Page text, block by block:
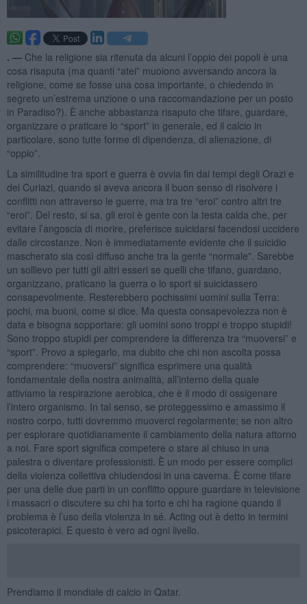
. — Che la religione sia ritenuta da alcuni l’oppio dei popoli è una
cosa risaputa (ma quanti “atei” muoiono avversando ancora la
religione, come se fosse una cosa importante, o chiedendo in
segreto un’estrema unzione o una raccomandazione per un posto
in Paradiso?). È anche abbastanza risaputo che tifare, guardare,
organizzare o praticare lo “sport” in generale, ed il calcio in
particolare, sono tutte forme di dipendenza, di alienazione, di
“oppio”.
La similitudine tra sport e guerra è ovvia fin dai tempi degli Orazi e
dei Curiazi, quando si aveva ancora il buon senso di risolvere i
conflitti non attraverso le guerre, ma tra tre “eroi” contro altri tre
“eroi”. Del resto, si sa, gli eroi è gente con la testa calda che, per
evitare l’angoscia di morire, preferisce suicidarsi facendosi uccidere
dalle circostanze. Non è immediatamente evidente che il suicidio
mascherato sia così diffuso anche tra la gente “normale”. Sarebbe
un sollievo per tutti gli altri esseri se quelli che tifano, guardano,
organizzano, praticano la guerra o lo sport si suicidassero
consapevolmente. Resterebbero pochissimi uomini sulla Terra:
pochi, ma buoni, come si dice. Ma questa consapevolezza non è
data e bisogna sopportare: gli uomini sono troppi e troppo stupidi!
Sono troppo stupidi per comprendere la differenza tra “muoversi” e
“sport”. Provo a spiegarlo, ma dubito che chi non ascolta possa
comprendere: “muoversi” significa esprimere una qualità
fondamentale della nostra animalità, all’interno della quale
attiviamo la respirazione aerobica, che è il modo di ossigenare
l’intero organismo. In tal senso, se proteggessimo e amassimo il
nostro corpo, tutti dovremmo muoverci regolarmente; se non altro
per esplorare quotidianamente il cambiamento della natura attorno
a noi. Fare sport significa competere o stare al chiuso in una
palestra o diventare professionisti. È un modo per essere complici
della violenza collettiva chiudendosi in una caverna. È come tifare
per una delle due parti in un conflitto oppure guardare in televisione
i massacri o discutere su chi ha torto e chi ha ragione quando il
problema è l’uso della violenza in sé. Acting out è detto in termini
psicoterapici. E questo è vero ad ogni livello.
Prendiamo il mondiale di calcio in Qatar.